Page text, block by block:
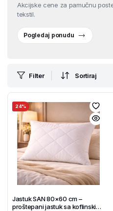
Akcijske cene za pamučnu
tekstil.
Pogledaj ponudu
Filter Sortiraj
24%
Jastuk SAN 80×60 cm –
proštepani jastuk sa koflinskim